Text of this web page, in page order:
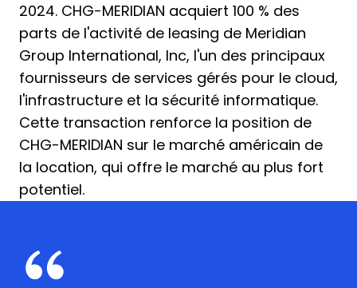
2024. CHG-MERIDIAN acquiert 100 % des
parts de l'activité de leasing de Meridian
Group International, Inc, l'un des principaux
fournisseurs de services gérés pour le cloud,
l'infrastructure et la sécurité informatique.
Cette transaction renforce la position de
CHG-MERIDIAN sur le marché américain de
la location, qui offre le marché au plus fort
potentiel.